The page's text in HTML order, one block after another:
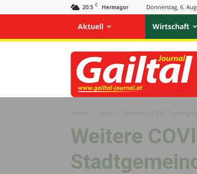
20.5 C Hermagor Donnerstag, 6.
Aktuell Wirtschaft
Gailtal
Journal
Weitere